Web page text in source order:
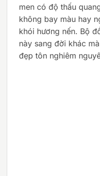
men có độ thấu
không bay màu hay
khói hương nến. Bộ
này sang đời khác
đẹp tôn nghiêm